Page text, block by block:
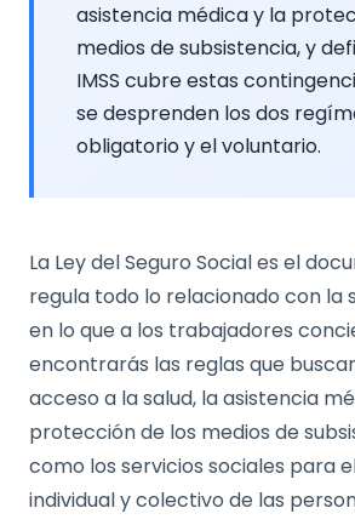
asistencia médica y la
medios de subsistencia, y
IMSS cubre estas
se desprenden los dos
obligatorio y el voluntario.
La Ley del Seguro Social es el
regula todo lo relacionado con la
en lo que a los trabajadores
encontrarás las reglas que
acceso a la salud, la asistencia
protección de los medios de
como los servicios sociales para
individual y colectivo de las